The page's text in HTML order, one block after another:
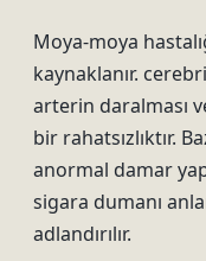
Moya-moya
kaynaklanır.
arterin daralması
bir rahatsızlıktır.
anormal damar
sigara dumanı
adlandırılır.